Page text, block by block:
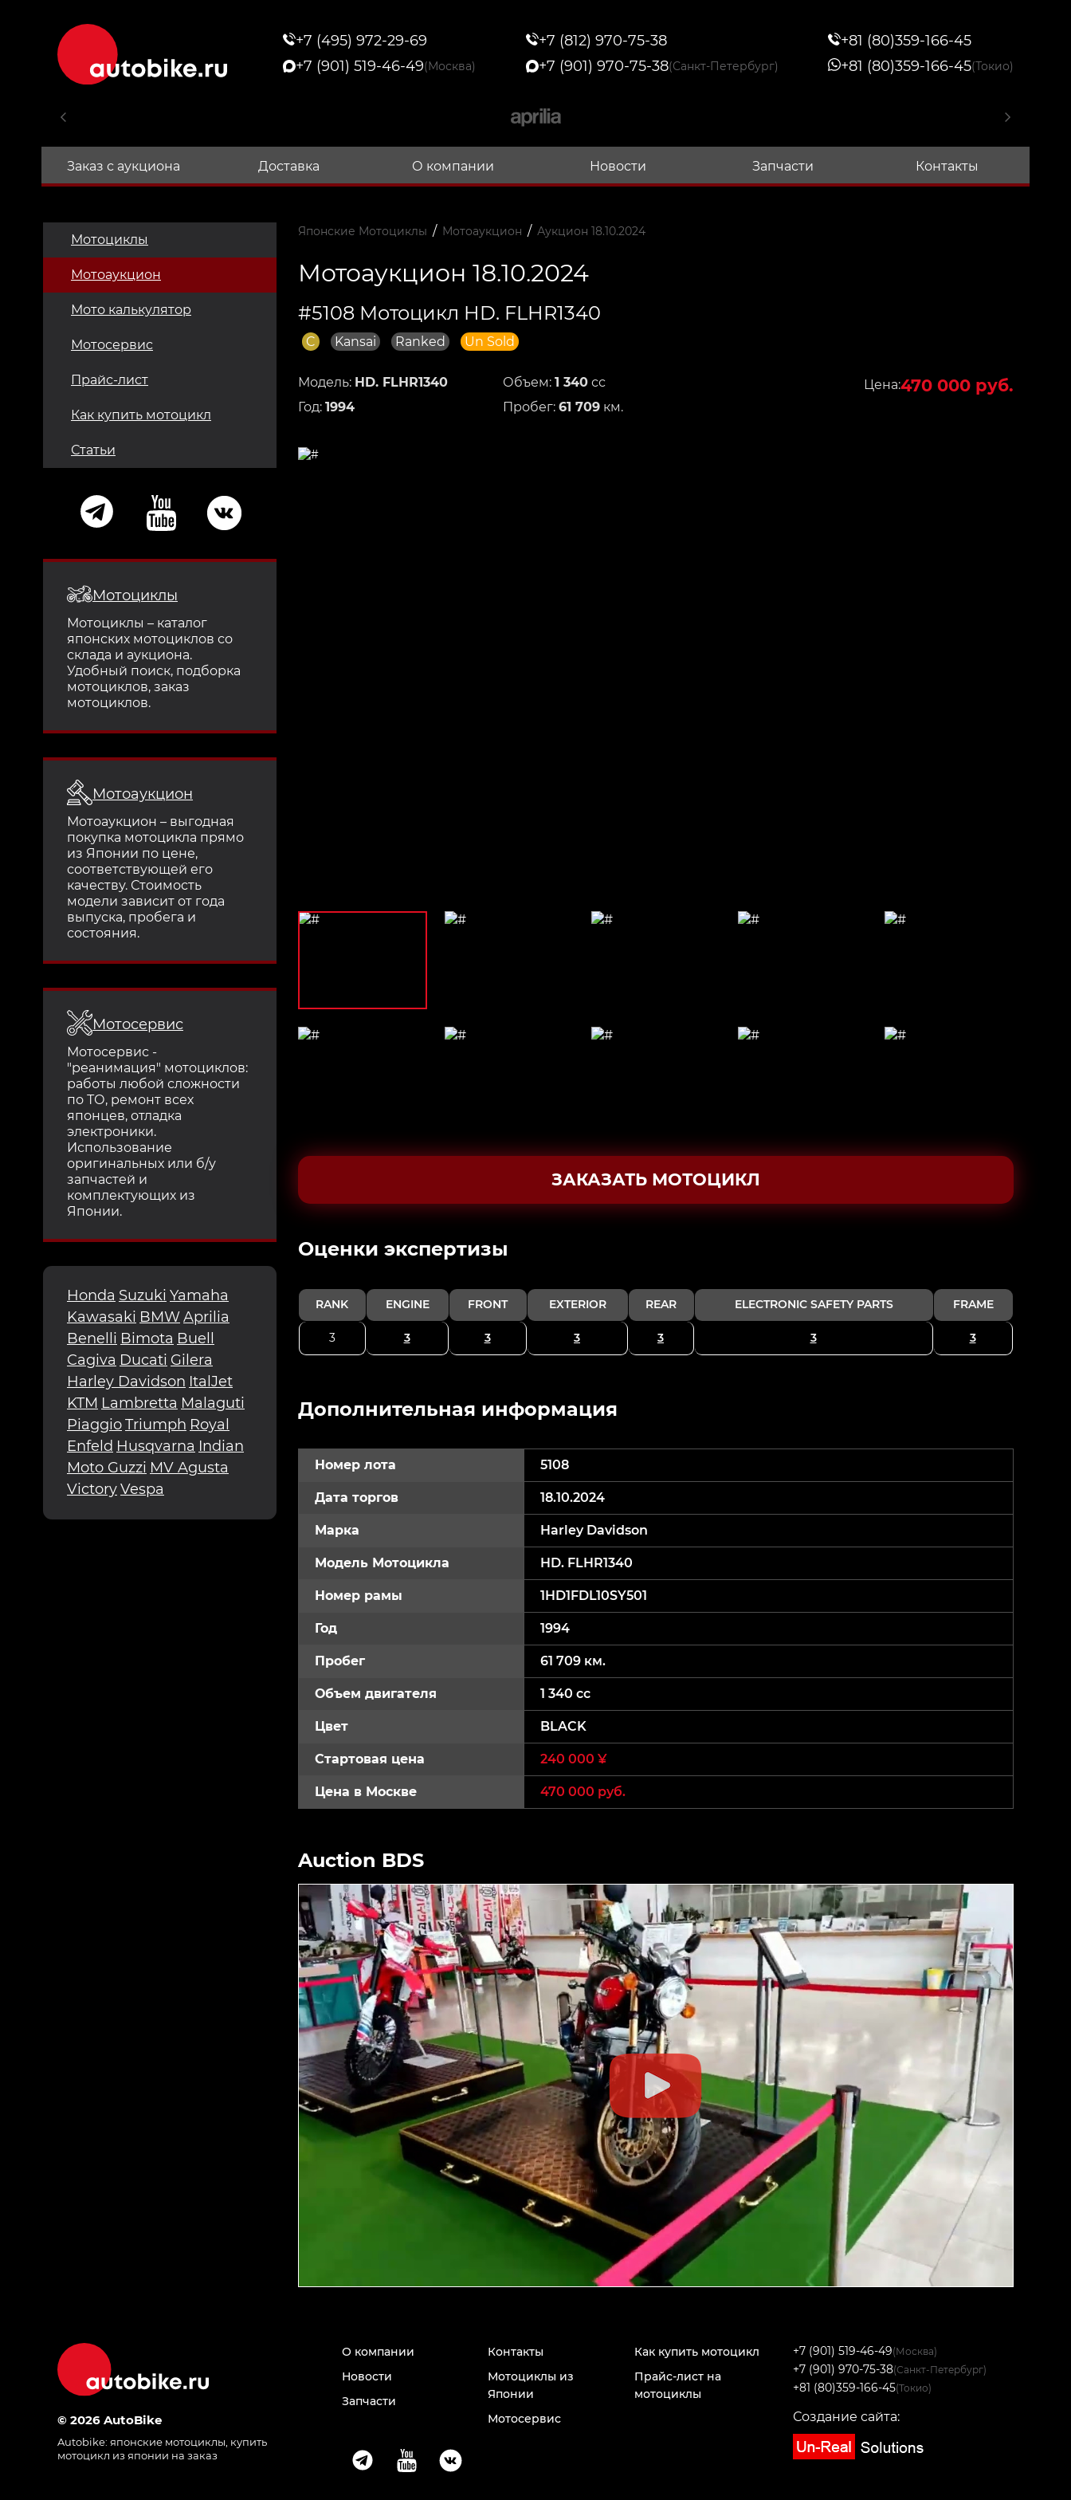
+7 (495) 972-29-69
+7 (901) 519-46-49(Москва)
+7 (812) 970-75-38
+7 (901) 970-75-38(Санкт-Петербург)
+81 (80)359-166-45
+81 (80)359-166-45(Токио)
Заказ с аукциона Доставка О компании Новости Запчасти Контакты
Мотоциклы
Мотоаукцион
Мото калькулятор
Мотосервис
Прайс-лист
Как купить мотоцикл
Статьи
Мотоциклы
Мотоциклы – каталог
японских мотоциклов со
склада и аукциона.
Удобный поиск, подборка
мотоциклов, заказ
мотоциклов.
Мотоаукцион
Мотоаукцион – выгодная
покупка мотоцикла прямо
из Японии по цене,
соответствующей его
качеству. Стоимость
модели зависит от года
выпуска, пробега и
состояния.
Мотосервис
Мотосервис -
"реанимация" мотоциклов:
работы любой сложности
по ТО, ремонт всех
японцев, отладка
электроники.
Использование
оригинальных или б/у
запчастей и
комплектующих из
Японии.
Honda Suzuki Yamaha
Kawasaki BMWAprilia
Benelli Bimota Buell
Cagiva Ducati Gilera
Harley Davidson ItalJet
KTM Lambretta Malaguti
PiaggioTriumph Royal
Enfeld Husqvarna Indian
Moto Guzzi MV Agusta
VictoryVespa
Японские Мотоциклы / Мотоаукцион / Аукцион 18.10.2024
Мотоаукцион 18.10.2024
#5108 Мотоцикл HD. FLHR1340
C Kansai Ranked Un Sold
Модель: HD. FLHR1340
Год: 1994
Объем: 1 340 сс
Пробег: 61 709 км.
Цена:470 000 руб.
ЗАКАЗАТЬ МОТОЦИКЛ
Oценки экспертизы
RANK ENGINE FRONT EXTERIOR REAR ELECTRONIC SAFETY PARTS FRAME
3 3 3 3 3 3 3
Дополнительная информация
Номер лота 5108
Дата торгов 18.10.2024
Марка Harley Davidson
Модель Мотоцикла HD. FLHR1340
Номер рамы 1HD1FDL10SY501
Год 1994
Пробег 61 709 км.
Объем двигателя 1 340 cc
Цвет BLACK
Стартовая цена 240 000 ¥
Цена в Москве 470 000 руб.
Auction BDS
© 2026 AutoBike
Autobike: японские мотоциклы, купить
мотоцикл из японии на заказ
О компании
Новости
Запчасти
Контакты
Мотоциклы из
Японии
Мотосервис
Как купить мотоцикл
Прайс-лист на
мотоциклы
+7 (901) 519-46-49(Москва)
+7 (901) 970-75-38(Санкт-Петербург)
+81 (80)359-166-45(Токио)
Создание сайта: